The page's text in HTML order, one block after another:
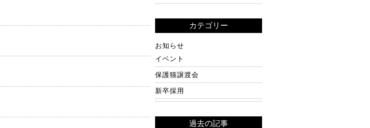
カテゴリー
お知らせ
イベント
保護猫譲渡会
新卒採用
過去の記事